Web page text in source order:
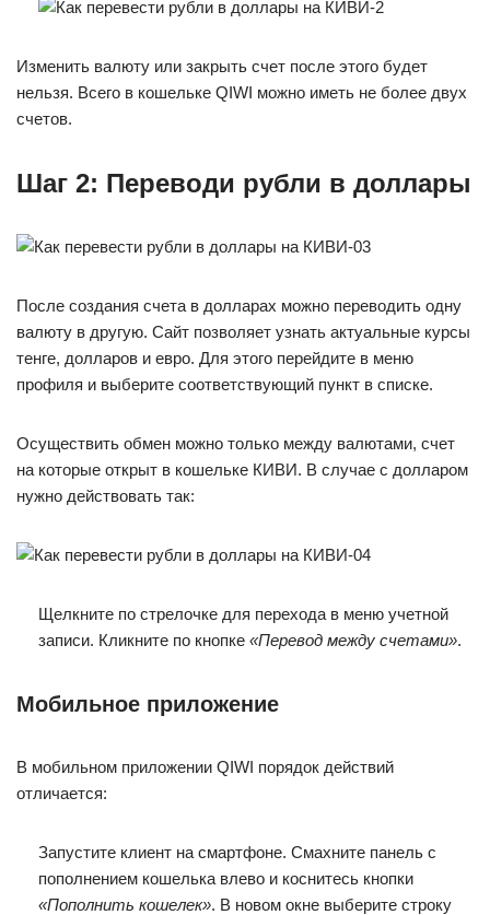
Изменить валюту или закрыть счет после этого будет
нельзя. Всего в кошельке QIWI можно иметь не более двух
счетов.
Шаг 2: Переводи рубли в доллары
После создания счета в долларах можно переводить одну
валюту в другую. Сайт позволяет узнать актуальные курсы
тенге, долларов и евро. Для этого перейдите в меню
профиля и выберите соответствующий пункт в списке.
Осуществить обмен можно только между валютами, счет
на которые открыт в кошельке КИВИ. В случае с долларом
нужно действовать так:
Щелкните по стрелочке для перехода в меню учетной
записи. Кликните по кнопке «Перевод между счетами».
Мобильное приложение
В мобильном приложении QIWI порядок действий
отличается:
Запустите клиент на смартфоне. Смахните панель с
пополнением кошелька влево и коснитесь кнопки
«Пополнить кошелек». В новом окне выберите строку